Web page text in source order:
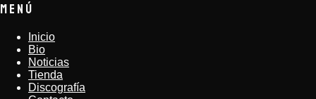
MENÚ
Inicio
Bio
Noticias
Tienda
Discografía